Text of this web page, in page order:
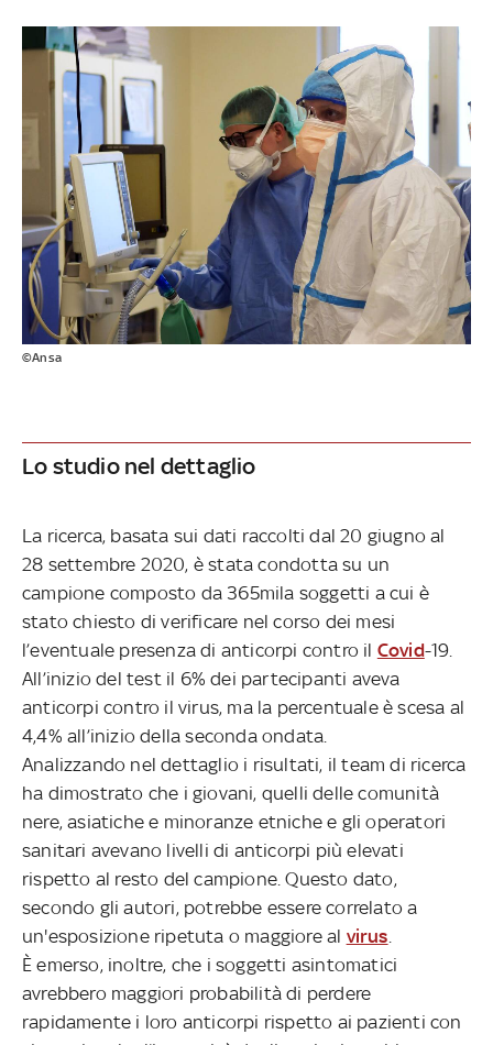
©Ansa
Lo studio nel dettaglio
La ricerca, basata sui dati raccolti dal 20 giugno al
28 settembre 2020, è stata condotta su un
campione composto da 365mila soggetti a cui è
stato chiesto di verificare nel corso dei mesi
l’eventuale presenza di anticorpi contro il Covid-19.
All’inizio del test il 6% dei partecipanti aveva
anticorpi contro il virus, ma la percentuale è scesa al
4,4% all’inizio della seconda ondata.
Analizzando nel dettaglio i risultati, il team di ricerca
ha dimostrato che i giovani, quelli delle comunità
nere, asiatiche e minoranze etniche e gli operatori
sanitari avevano livelli di anticorpi più elevati
rispetto al resto del campione. Questo dato,
secondo gli autori, potrebbe essere correlato a
un'esposizione ripetuta o maggiore al virus.
È emerso, inoltre, che i soggetti asintomatici
avrebbero maggiori probabilità di perdere
rapidamente i loro anticorpi rispetto ai pazienti con